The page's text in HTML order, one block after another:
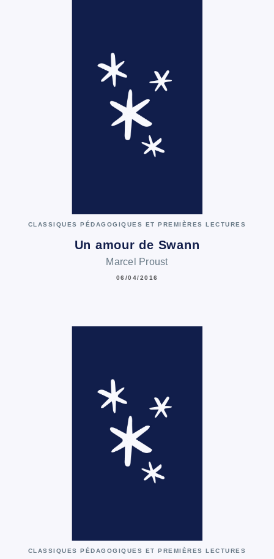
CLASSIQUES PÉDAGOGIQUES ET PREMIÈRES LECTURES
Un amour de Swann
Marcel Proust
06/04/2016
CLASSIQUES PÉDAGOGIQUES ET PREMIÈRES LECTURES